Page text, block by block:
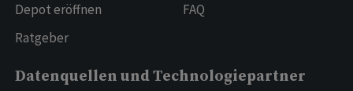
Depot eröffnen
Ratgeber
FAQ
Datenquellen und Technologiepartner